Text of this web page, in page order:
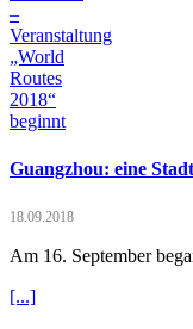
Guangzhou: eine
18.09.2018
Am 16. September
[...]